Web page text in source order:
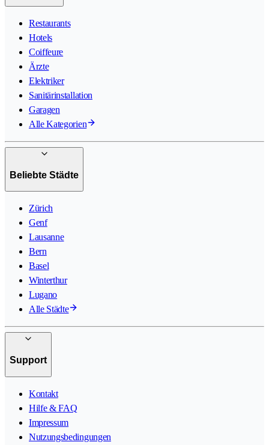
Restaurants
Hotels
Coiffeure
Ärzte
Elektriker
Sanitärinstallation
Garagen
Alle Kategorien
Beliebte Städte
Zürich
Genf
Lausanne
Bern
Basel
Winterthur
Lugano
Alle Städte
Support
Kontakt
Hilfe & FAQ
Impressum
Nutzungsbedingungen